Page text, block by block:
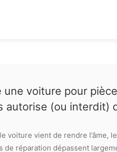
une voiture pour
autorise (ou interdit)
voiture vient de rendre l’âme,
de réparation dépassent